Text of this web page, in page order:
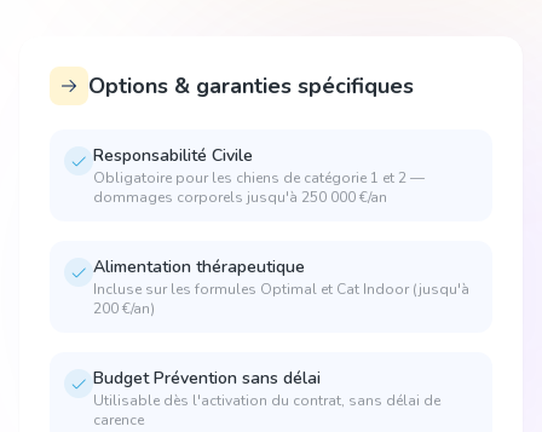
Options & garanties spécifiques
Responsabilité Civile
Obligatoire pour les chiens de catégorie 1 et 2 —
dommages corporels jusqu'à 250 000 €/an
Alimentation thérapeutique
Incluse sur les formules Optimal et Cat Indoor (jusqu'à
200 €/an)
Budget Prévention sans délai
Utilisable dès l'activation du contrat, sans délai de
carence